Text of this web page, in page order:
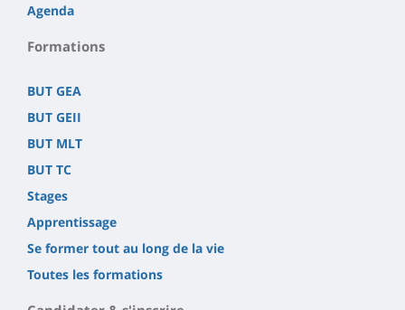
Agenda
Formations
BUT GEA
BUT GEII
BUT MLT
BUT TC
Stages
Apprentissage
Se former tout au long de la vie
Toutes les formations